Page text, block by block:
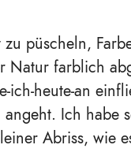
püscheln,
Natur farblich
ich-heute-an
Ich habe
Abriss, wie